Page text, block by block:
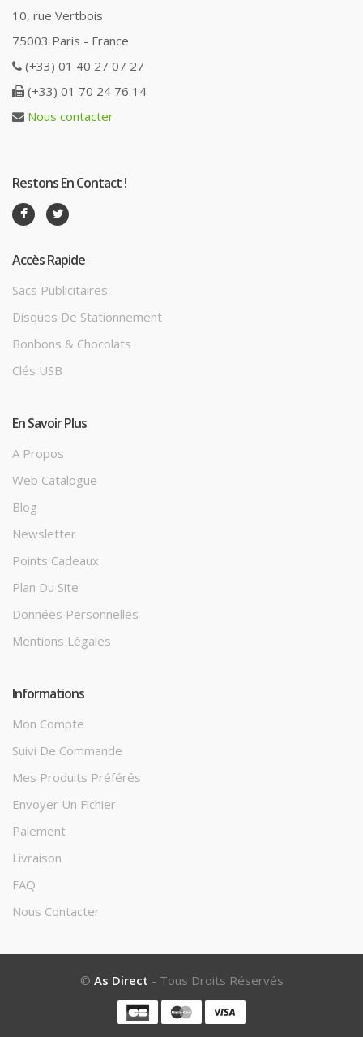
10, rue Vertbois
75003 Paris - France
(+33) 01 40 27 07 27
(+33) 01 70 24 76 14
Nous contacter
Restons En Contact !
Accès Rapide
Sacs Publicitaires
Disques De Stationnement
Bonbons & Chocolats
Clés USB
En Savoir Plus
A Propos
Web Catalogue
Blog
Newsletter
Points Cadeaux
Plan Du Site
Données Personnelles
Mentions Légales
Informations
Mon Compte
Suivi De Commande
Mes Produits Préférés
Envoyer Un Fichier
Paiement
Livraison
FAQ
Nous Contacter
© As Direct - Tous Droits Réservés